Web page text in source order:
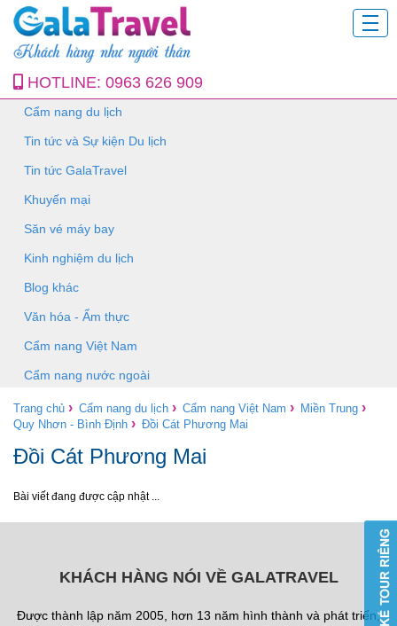
HOTLINE: 0963 626 909
Cẩm nang du lịch
Tin tức và Sự kiện Du lịch
Tin tức GalaTravel
Khuyến mại
Săn vé máy bay
Kinh nghiệm du lịch
Blog khác
Văn hóa - Ẩm thực
Cẩm nang Việt Nam
Cẩm nang nước ngoài
Trang chủ › Cẩm nang du lịch › Cẩm nang Việt Nam › Miền Trung ›
Quy Nhơn - Bình Định › Đồi Cát Phương Mai
Đồi Cát Phương Mai
Bài viết đang được cập nhật ...
KHÁCH HÀNG NÓI VỀ GALATRAVEL
Được thành lập năm 2005, hơn 13 năm hình thành và phát triển,